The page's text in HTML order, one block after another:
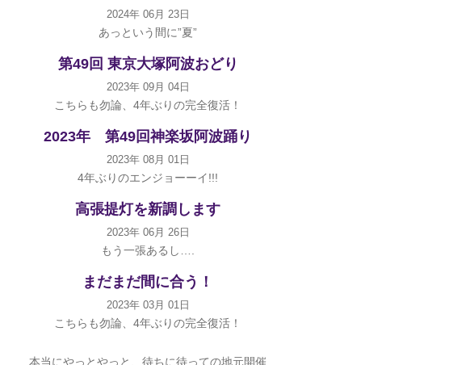
2024年 06月 23日
あっという間に”夏”
第49回 東京大塚阿波おどり
2023年 09月 04日
こちらも勿論、4年ぶりの完全復活！
2023年 第49回神楽坂阿波踊り
2023年 08月 01日
4年ぶりのエンジョーーイ!!!
高張提灯を新調します
2023年 06月 26日
もう一張あるし….
まだまだ間に合う！
2023年 03月 01日
こちらも勿論、4年ぶりの完全復活！
本当にやっとやっと、待ちに待っての地元開催